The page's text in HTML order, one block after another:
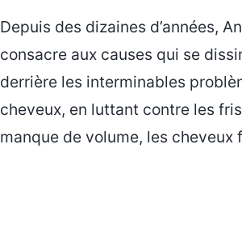
Depuis des dizaines d’années,
consacre aux causes qui se
derrière les interminables
cheveux, en luttant contre les
manque de volume, les cheveux